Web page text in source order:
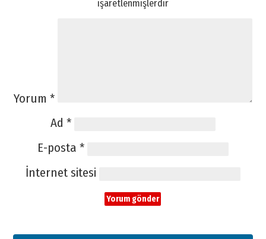
işaretlenmişlerdir
Yorum *
Ad *
E-posta *
İnternet sitesi